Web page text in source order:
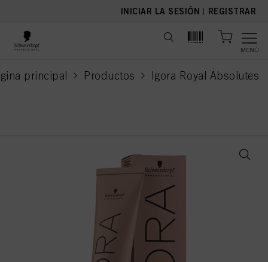
INICIAR LA SESIÓN | REGISTRAR
MENÚ
principal Productos Igora Royal Absolutes
current page